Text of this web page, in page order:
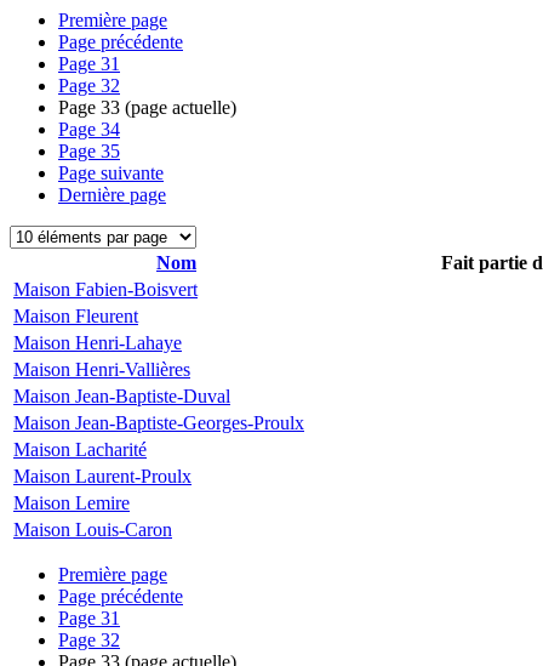
Première page
Page précédente
Page 31
Page 32
Page 33 (page actuelle)
Page 34
Page 35
Page suivante
Dernière page
Nom
Fait partie
Maison Fabien-Boisvert
Maison Fleurent
Maison Henri-Lahaye
Maison Henri-Vallières
Maison Jean-Baptiste-Duval
Maison Jean-Baptiste-Georges-Proulx
Maison Lacharité
Maison Laurent-Proulx
Maison Lemire
Maison Louis-Caron
Première page
Page précédente
Page 31
Page 32
Page 33 (page actuelle)